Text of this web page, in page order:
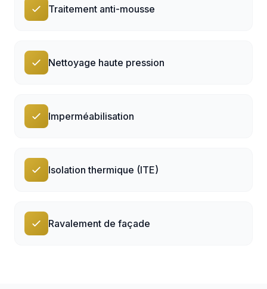
Traitement anti-mousse
Nettoyage haute pression
Imperméabilisation
Isolation thermique (ITE)
Ravalement de façade